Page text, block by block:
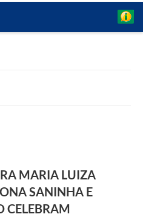
MARIA LUIZA
SANINHA E
CELEBRAM